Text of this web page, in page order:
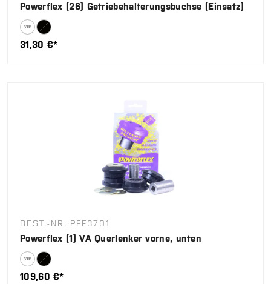
Powerflex (26) Getriebehalterungsbuchse (Einsatz)
31,30 €*
BEST.-NR. PFF3701
Powerflex (1) VA Querlenker vorne, unten
109,60 €*